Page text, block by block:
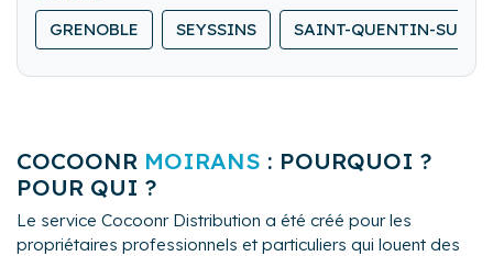
coordination des services.
Chaque logement est préparé avec soin pour garantir
voyageur.
Des services pensés pour offrir tranquillité, efficacité
GRENOBLE SEYSSINS SAINT-QUENTIN-SUR-
COCOONR MOIRANS : POURQUOI ?
POUR QUI ?
Le service Cocoonr Distribution a été créé pour les
propriétaires professionnels et particuliers qui louent des